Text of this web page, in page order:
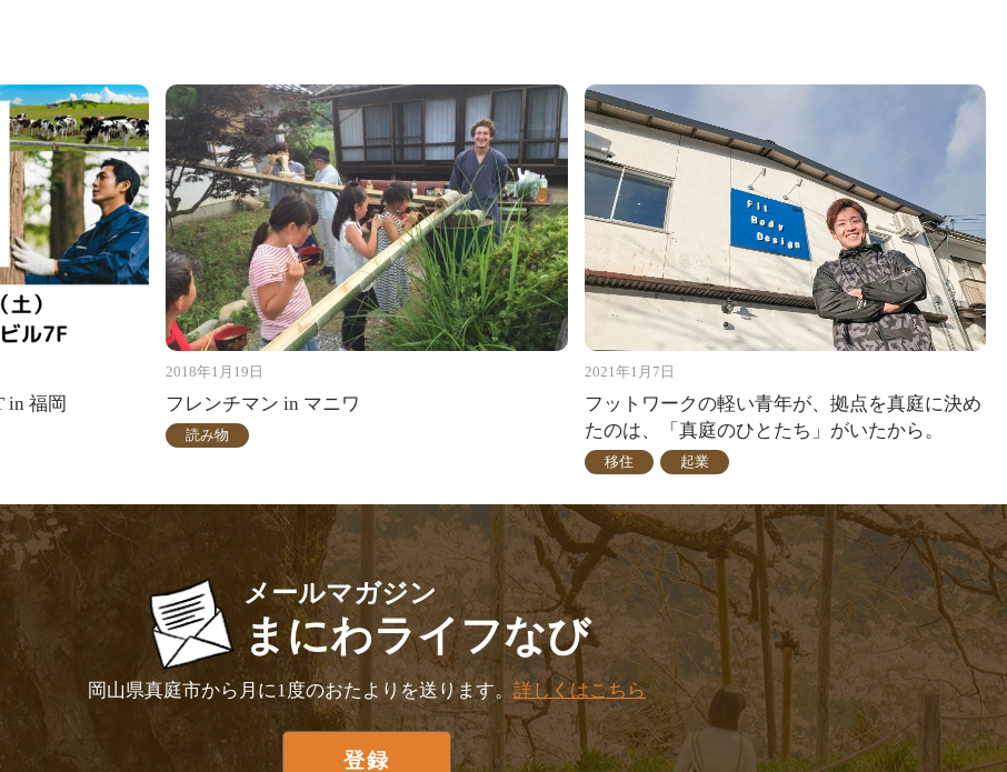
in 福岡
2018年1月19日
フレンチマン in マニワ
読み物
2021年1月7日
フットワークの軽い青年が、拠点を真庭に決め
たのは、「真庭のひとたち」がいたから。
移住 起業
メールマガジン
まにわライフなび
岡山県真庭市から月に1度のおたよりを送ります。 詳しくはこちら